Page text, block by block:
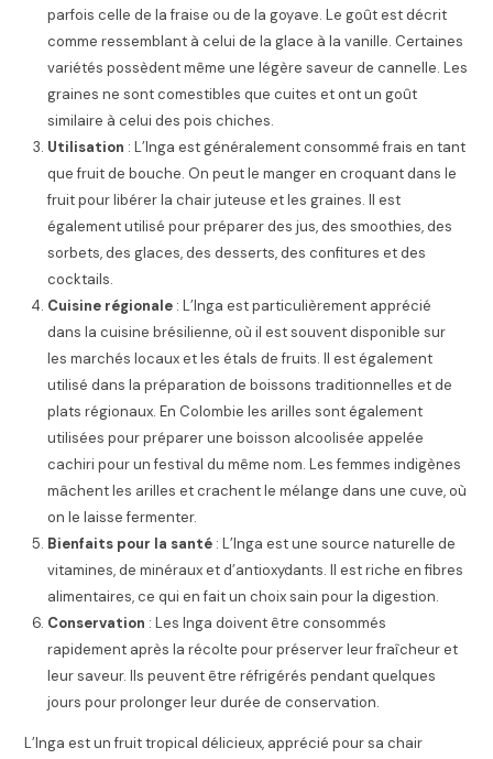
parfois celle de la fraise ou de la goyave. Le goût est décrit
comme ressemblant à celui de la glace à la vanille. Certaines
variétés possèdent même une légère saveur de cannelle. Les
graines ne sont comestibles que cuites et ont un goût
similaire à celui des pois chiches.
Utilisation : L’Inga est généralement consommé frais en tant
que fruit de bouche. On peut le manger en croquant dans le
fruit pour libérer la chair juteuse et les graines. Il est
également utilisé pour préparer des jus, des smoothies, des
sorbets, des glaces, des desserts, des confitures et des
cocktails.
Cuisine régionale : L’Inga est particulièrement apprécié
dans la cuisine brésilienne, où il est souvent disponible sur
les marchés locaux et les étals de fruits. Il est également
utilisé dans la préparation de boissons traditionnelles et de
plats régionaux. En Colombie les arilles sont également
utilisées pour préparer une boisson alcoolisée appelée
cachiri pour un festival du même nom. Les femmes indigènes
mâchent les arilles et crachent le mélange dans une cuve, où
on le laisse fermenter.
Bienfaits pour la santé : L’Inga est une source naturelle de
vitamines, de minéraux et d’antioxydants. Il est riche en fibres
alimentaires, ce qui en fait un choix sain pour la digestion.
Conservation : Les Inga doivent être consommés
rapidement après la récolte pour préserver leur fraîcheur et
leur saveur. Ils peuvent être réfrigérés pendant quelques
jours pour prolonger leur durée de conservation.
L’Inga est un fruit tropical délicieux, apprécié pour sa chair